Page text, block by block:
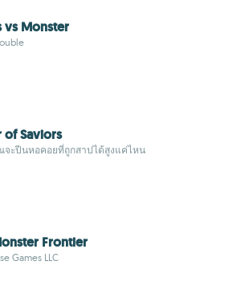
vs Monster
of Saviors
ะปีนหอคอยที่ถูกสาปได้สูงแค่ไหน
Frontier
Games LLC